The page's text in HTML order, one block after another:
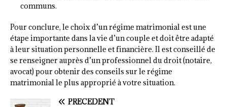
communs.
Pour conclure, le choix d’un régime matrimonial est une
étape importante dans la vie d’un couple et doit être adapté
à leur situation personnelle et financière. Il est conseillé de
se renseigner auprès d’un professionnel du droit (notaire,
avocat) pour obtenir des conseils sur le régime
matrimonial le plus approprié à votre situation.
PRÉCÉDENT